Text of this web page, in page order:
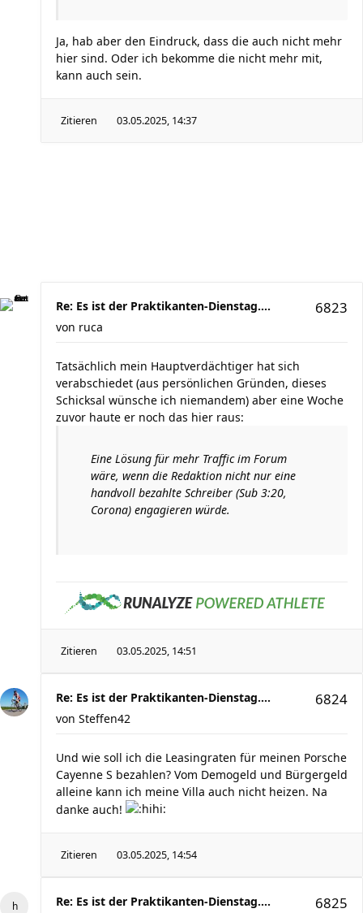
Ja, hab aber den Eindruck, dass die auch nicht mehr
hier sind. Oder ich bekomme die nicht mehr mit,
kann auch sein.
Zitieren 03.05.2025, 14:37
Re: Es ist der Praktikanten-Dienstag.... 6823
von ruca
Tatsächlich mein Hauptverdächtiger hat sich
verabschiedet (aus persönlichen Gründen, dieses
Schicksal wünsche ich niemandem) aber eine Woche
zuvor haute er noch das hier raus:
Eine Lösung für mehr Traffic im Forum
wäre, wenn die Redaktion nicht nur eine
handvoll bezahlte Schreiber (Sub 3:20,
Corona) engagieren würde.
Zitieren 03.05.2025, 14:51
Re: Es ist der Praktikanten-Dienstag.... 6824
von Steffen42
Und wie soll ich die Leasingraten für meinen Porsche
Cayenne S bezahlen? Vom Demogeld und Bürgergeld
alleine kann ich meine Villa auch nicht heizen. Na
danke auch!
Zitieren 03.05.2025, 14:54
Re: Es ist der Praktikanten-Dienstag.... 6825